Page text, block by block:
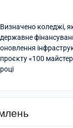
Визначено коледжі,
державне
оновлення
проєкту «100
році